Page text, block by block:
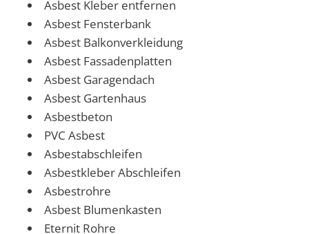
Asbest Kleber entfernen
Asbest Fensterbank
Asbest Balkonverkleidung
Asbest Fassadenplatten
Asbest Garagendach
Asbest Gartenhaus
Asbestbeton
PVC Asbest
Asbestabschleifen
Asbestkleber Abschleifen
Asbestrohre
Asbest Blumenkasten
Eternit Rohre